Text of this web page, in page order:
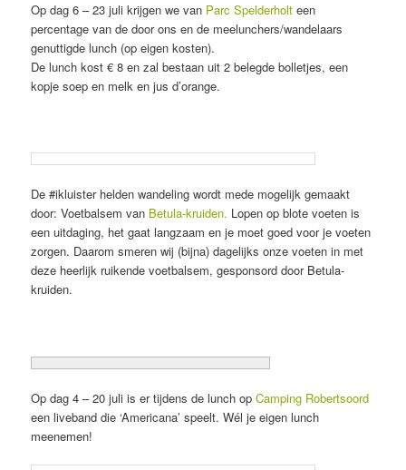
Op dag 6 – 23 juli krijgen we van Parc Spelderholt een
percentage van de door ons en de meelunchers/wandelaars
genuttigde lunch (op eigen kosten).
De lunch kost € 8 en zal bestaan uit 2 belegde bolletjes, een
kopje soep en melk en jus d’orange.
De #ikluister helden wandeling wordt mede mogelijk gemaakt
door: Voetbalsem van Betula-kruiden. Lopen op blote voeten is
een uitdaging, het gaat langzaam en je moet goed voor je voeten
zorgen. Daarom smeren wij (bijna) dagelijks onze voeten in met
deze heerlijk ruikende voetbalsem, gesponsord door Betula-
kruiden.
Op dag 4 – 20 juli is er tijdens de lunch opCamping Robertsoord
een liveband die ‘Americana’ speelt. Wél je eigen lunch
meenemen!